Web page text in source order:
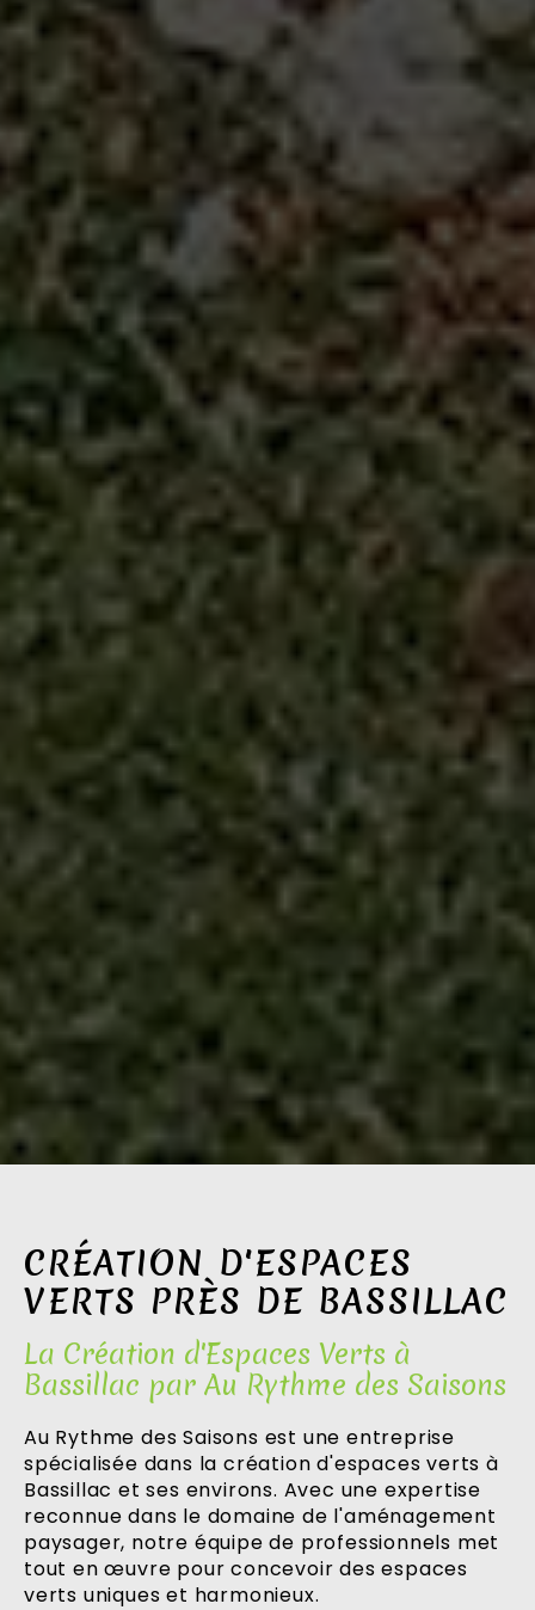
CRÉATION D'ESPACES
VERTS PRÈS DE BASSILLAC
La Création d'Espaces Verts à
Bassillac par Au Rythme des Saisons
Au Rythme des Saisons est une entreprise
spécialisée dans la création d'espaces verts à
Bassillac et ses environs. Avec une expertise
reconnue dans le domaine de l'aménagement
paysager, notre équipe de professionnels met
tout en œuvre pour concevoir des espaces
verts uniques et harmonieux.